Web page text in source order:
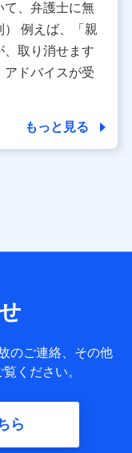
す 。
第三者提供の管
る場合がありま
（2019年12月11
ったことがないお
に限って共同利
情報などの個人デ
客さまの識別子、
利用に関する情
ト利用履歴などが
て、弁護士に無
例えば、「親
、取り消せます
アドバイスが受
もっと見る
のご連絡、その他
ください。
ら